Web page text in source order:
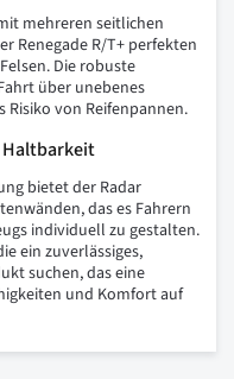
mehreren seitlichen
Renegade R/T+ perfekten
Die robuste
über unebenes
von Reifenpannen.
Haltbarkeit
bietet der Radar
das es Fahrern
individuell zu gestalten.
ein zuverlässiges,
suchen, das eine
und Komfort auf